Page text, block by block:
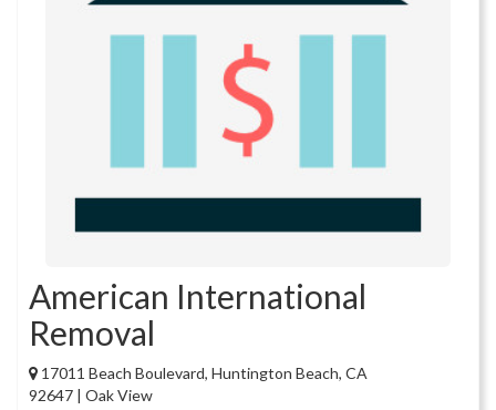
American International
Removal
17011 Beach Boulevard, Huntington Beach, CA
92647 | Oak View